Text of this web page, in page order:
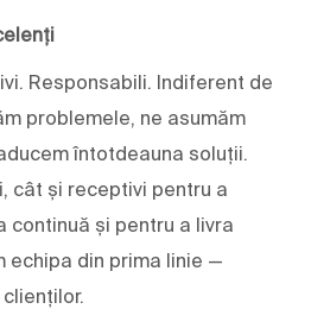
Responsabili. Indiferent de
problemele, ne asumăm
întotdeauna soluții.
cât și receptivi pentru a
continuă și pentru a livra
echipa din prima linie —